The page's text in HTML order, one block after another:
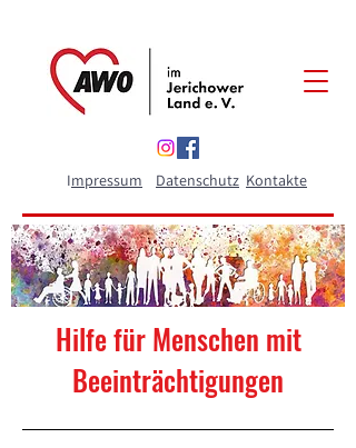
Impressum Datenschutz Kontakte
Hilfe für Menschen mit
Beeinträchtigungen